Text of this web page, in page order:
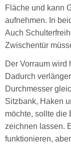
Fläche und kann
aufnehmen. In
Auch
Zwischentür
Der Vorraum wird
Dadurch
Durchmesser
Sitzbank, Haken
möchte, sollte die
zeichnen lassen.
funktionieren,